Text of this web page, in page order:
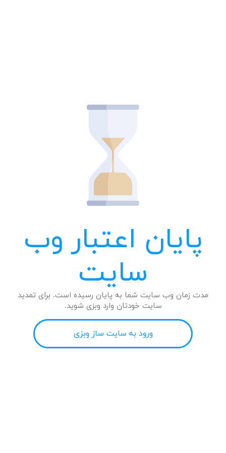
پایان اعتبار وب
سایت
مدت زمان وب سایت شما به پایان رسیده است. برای تمدید
سایت خودتان وارد وبزی شوید.
ورود به سایت ساز وبزی